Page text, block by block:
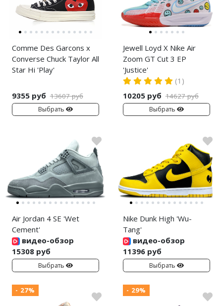
Comme Des Garcons x
Converse Chuck Taylor All
Star Hi 'Play'
9355 руб 13607 руб
Выбрать
Jewell Loyd X Nike Air
Zoom GT Cut 3 EP
'Justice'
(1)
10205 руб 14627 руб
Выбрать
Air Jordan 4 SE 'Wet
Cement'
видео-обзор
15308 руб
Выбрать
Nike Dunk High 'Wu-
Tang'
видео-обзор
11396 руб
Выбрать
- 27% - 29%